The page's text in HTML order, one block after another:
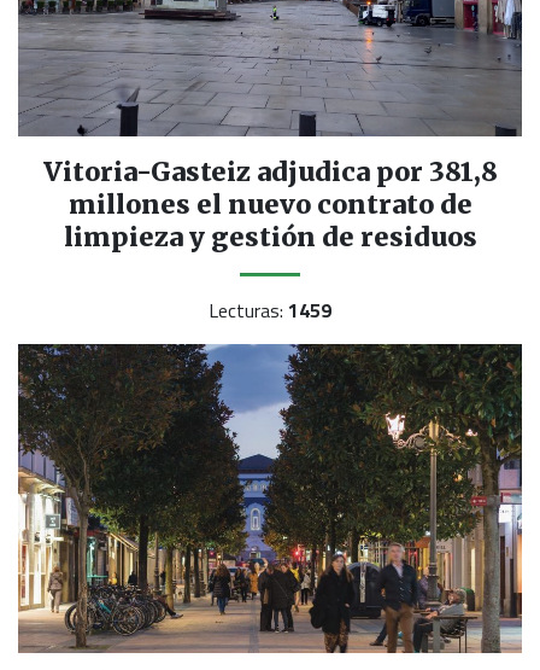
Vitoria-Gasteiz adjudica por 381,8
millones el nuevo contrato de
limpieza y gestión de residuos
Lecturas: 1459